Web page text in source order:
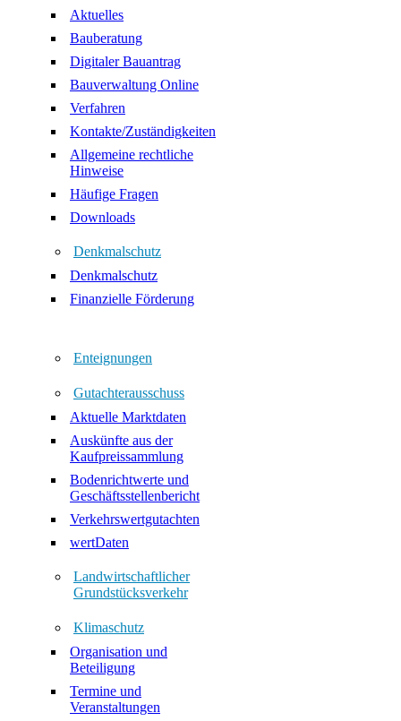
Aktuelles
Bauberatung
Digitaler Bauantrag
Bauverwaltung Online
Verfahren
Kontakte/Zuständigkeiten
Allgemeine rechtliche
Hinweise
Häufige Fragen
Downloads
Denkmalschutz
Denkmalschutz
Finanzielle Förderung
Enteignungen
Gutachterausschuss
Aktuelle Marktdaten
Auskünfte aus der
Kaufpreissammlung
Bodenrichtwerte und
Geschäftsstellenbericht
Verkehrswertgutachten
wertDaten
Landwirtschaftlicher
Grundstücksverkehr
Klimaschutz
Organisation und
Beteiligung
Termine und
Veranstaltungen